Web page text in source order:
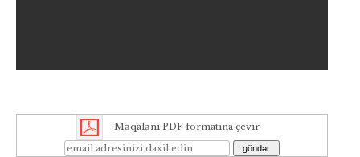
Məqaləni PDF formatına çevir